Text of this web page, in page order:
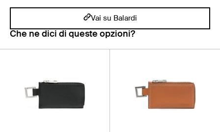
Vai su Balardi
Che ne dici di queste opzioni?